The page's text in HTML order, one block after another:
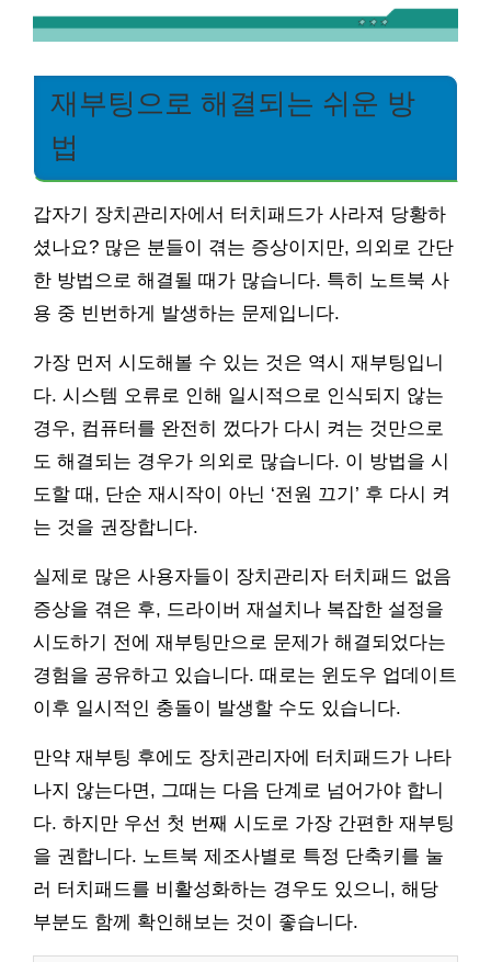
재부팅으로 해결되는 쉬운 방
법
갑자기 장치관리자에서 터치패드가 사라져 당황하
셨나요? 많은 분들이 겪는 증상이지만, 의외로 간단
한 방법으로 해결될 때가 많습니다. 특히 노트북 사
용 중 빈번하게 발생하는 문제입니다.
가장 먼저 시도해볼 수 있는 것은 역시 재부팅입니
다. 시스템 오류로 인해 일시적으로 인식되지 않는
경우, 컴퓨터를 완전히 껐다가 다시 켜는 것만으로
도 해결되는 경우가 의외로 많습니다. 이 방법을 시
도할 때, 단순 재시작이 아닌 ‘전원 끄기’ 후 다시 켜
는 것을 권장합니다.
실제로 많은 사용자들이 장치관리자 터치패드 없음
증상을 겪은 후, 드라이버 재설치나 복잡한 설정을
시도하기 전에 재부팅만으로 문제가 해결되었다는
경험을 공유하고 있습니다. 때로는 윈도우 업데이트
이후 일시적인 충돌이 발생할 수도 있습니다.
만약 재부팅 후에도 장치관리자에 터치패드가 나타
나지 않는다면, 그때는 다음 단계로 넘어가야 합니
다. 하지만 우선 첫 번째 시도로 가장 간편한 재부팅
을 권합니다. 노트북 제조사별로 특정 단축키를 눌
러 터치패드를 비활성화하는 경우도 있으니, 해당
부분도 함께 확인해보는 것이 좋습니다.